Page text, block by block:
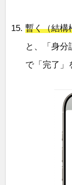
暫く（結構
と、「身
で「完了」